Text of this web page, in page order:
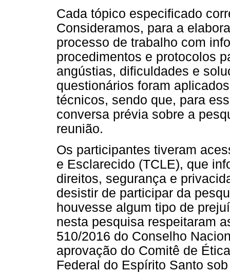
Cada tópico especificado
Consideramos, para a
processo de trabalho com
procedimentos e protocolos
angústias, dificuldades e
questionários foram
técnicos, sendo que, para
conversa prévia sobre a
reunião.
Os participantes tiveram
e Esclarecido (TCLE), que
direitos, segurança e
desistir de participar da
houvesse algum tipo de
nesta pesquisa respeitaram
510/2016 do Conselho
aprovação do Comitê de
Federal do Espírito Santo